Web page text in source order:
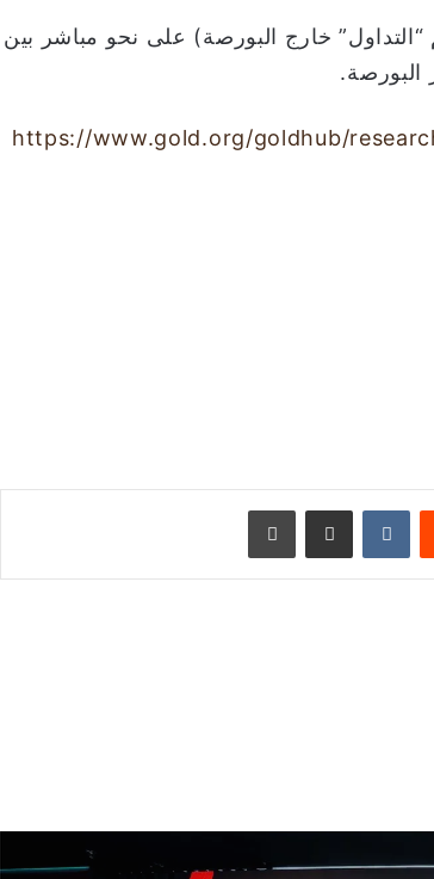
“التداول” خارج البورصة) على نحو مباشر بين
https://www.gold.org/goldhub/